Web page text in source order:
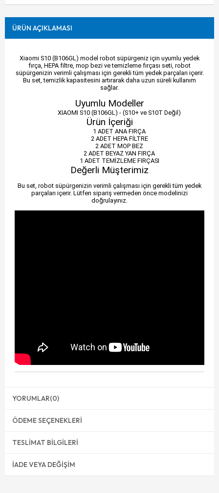
ÜRÜN AÇIKLAMASI
Xiaomi S10 (B106GL) model robot süpürgeniz için uyumlu yedek
fırça, HEPA filtre, mop bezi ve temizleme fırçası seti, robot
süpürgenizin verimli çalışması için gerekli tüm yedek parçaları içerir.
Bu set, temizlik kapasitesini artırarak daha uzun süreli kullanım
sağlar.
Uyumlu Modeller
XIAOMI S10 (B106GL) - (S10+ ve S10T Değil)
Ürün İçeriği
1 ADET ANA FIRÇA
2 ADET HEPA FİLTRE
2 ADET MOP BEZ
2 ADET BEYAZ YAN FIRÇA
1 ADET TEMİZLEME FIRÇASI
Değerli Müşterimiz
Bu set, robot süpürgenizin verimli çalışması için gerekli tüm yedek
parçaları içerir. Lütfen sipariş vermeden önce modelinizi
doğrulayınız.
YORUMLAR(0)
ÖDEME SEÇENEKLERI
TESLIMAT BILGILERI
İADE VEYA DEĞIŞIM